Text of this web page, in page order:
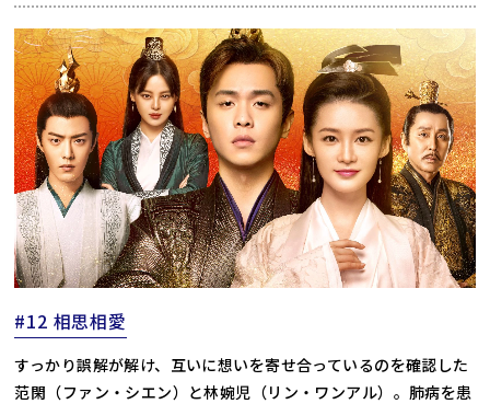
#12 相思相愛
すっかり誤解が解け、互いに想いを寄せ合っているのを確認した
范閑（ファン・シエン）と林婉児（リン・ワンアル）。肺病を患